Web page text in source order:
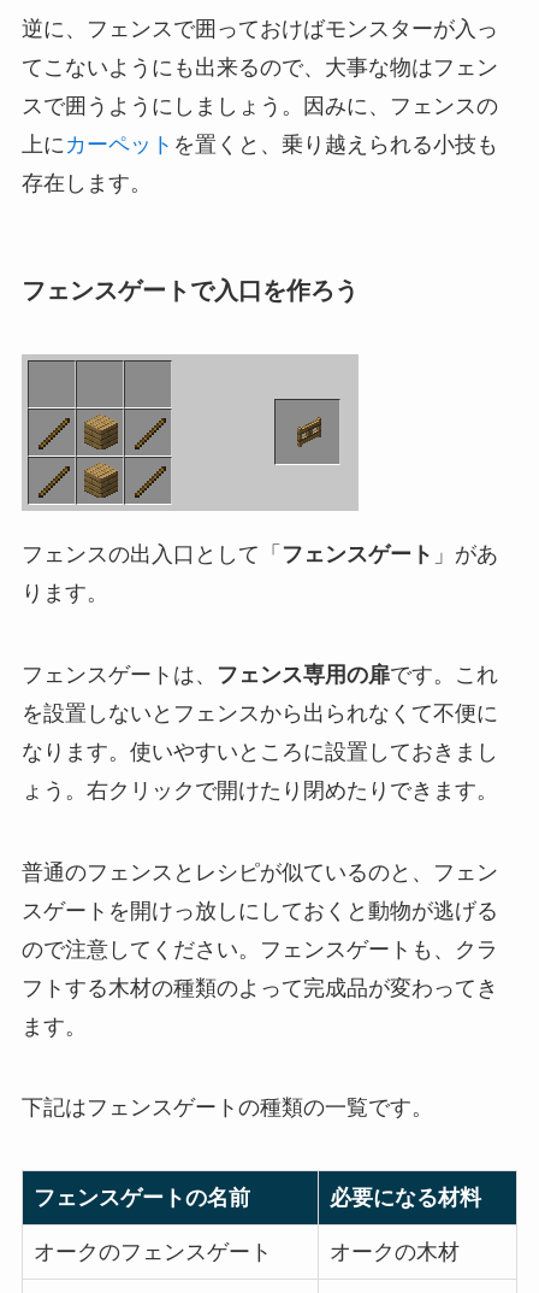
逆に、フェンスで囲っておけばモンスターが入っ
てこないようにも出来るので、大事な物はフェン
スで囲うようにしましょう。因みに、フェンスの
上にカーペット を置くと、乗り越えられる小技も
存在します。
フェンスゲートで入口を作ろう
フェンスの出入口として「 フェンスゲート 」があ
ります。
フェンスゲートは、 フェンス専用の扉です。これ
を設置しないとフェンスから出られなくて不便に
なります。使いやすいところに設置しておきまし
ょう。右クリックで開けたり閉めたりできます。
普通のフェンスとレシピが似ているのと、フェン
スゲートを開けっ放しにしておくと動物が逃げる
ので注意してください。フェンスゲートも、クラ
フトする木材の種類のよって完成品が変わってき
ます。
下記はフェンスゲートの種類の一覧です。
フェンスゲートの名前 必要になる材料
オークのフェンスゲート オークの木材